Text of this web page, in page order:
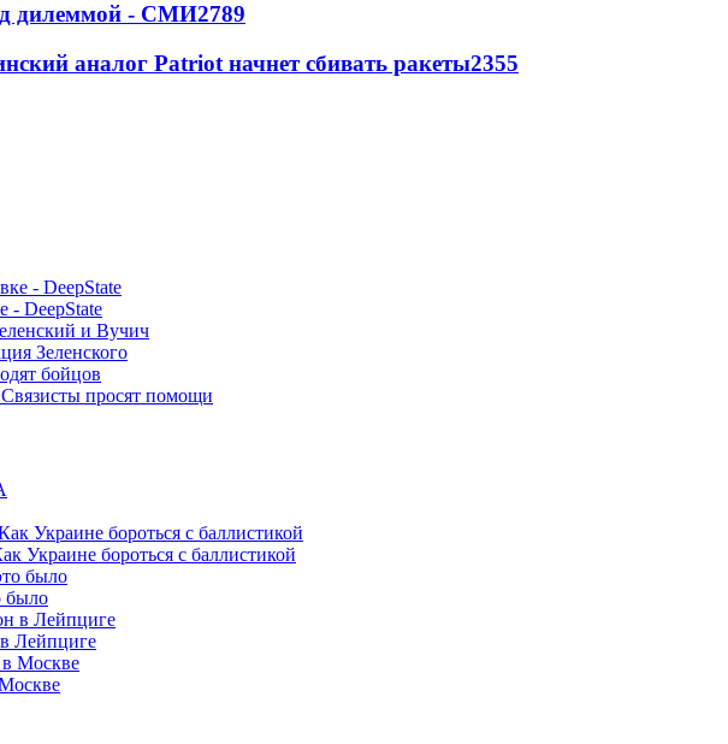
дилеммой - СМИ2789
аналог Patriot начнет сбивать ракеты2355
- DeepState
и Вучич
Зеленского
бойцов
Связисты просят помощи
Украине бороться с баллистикой
было
Лейпциге